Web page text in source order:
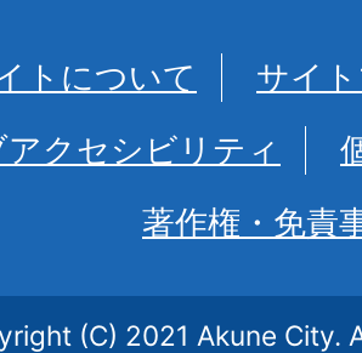
トについて
サイ
クセシビリティ
著作権・免責
(C) 2021 Akune City.